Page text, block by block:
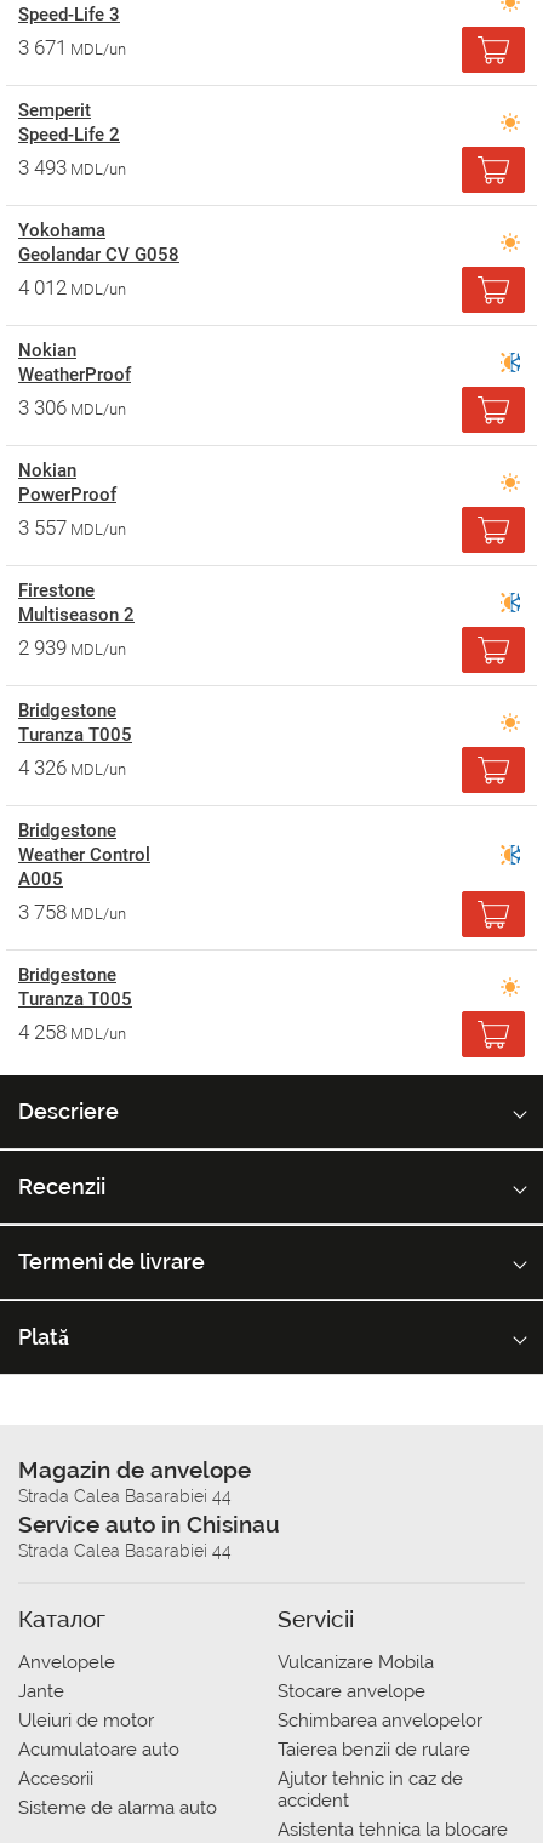
Speed-Life 3
3 671 MDL/un
Semperit
Speed-Life 2
3 493 MDL/un
Yokohama
Geolandar CV G058
4 012 MDL/un
Nokian
WeatherProof
3 306 MDL/un
Nokian
PowerProof
3 557 MDL/un
Firestone
Multiseason 2
2 939 MDL/un
Bridgestone
Turanza T005
4 326 MDL/un
Bridgestone
Weather Control
A005
3 758 MDL/un
Bridgestone
Turanza T005
4 258 MDL/un
Descriere
Recenzii
Termeni de livrare
Plată
Magazin de anvelope
Strada Calea Basarabiei 44
Service auto in Chisinau
Strada Calea Basarabiei 44
Каталог
Anvelopele
Jante
Uleiuri de motor
Acumulatoare auto
Accesorii
Sisteme de alarma auto
Servicii
Vulcanizare Mobila
Stocare anvelope
Schimbarea anvelopelor
Taierea benzii de rulare
Ajutor tehnic in caz de
accident
Asistenta tehnica la blocare